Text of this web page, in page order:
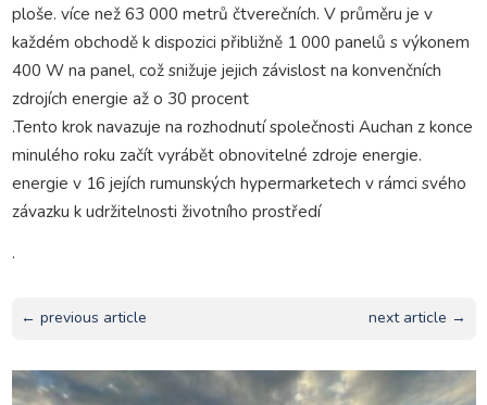
ploše. více než 63 000 metrů čtverečních. V průměru je v
každém obchodě k dispozici přibližně 1 000 panelů s výkonem
400 W na panel, což snižuje jejich závislost na konvenčních
zdrojích energie až o 30 procent
.Tento krok navazuje na rozhodnutí společnosti Auchan z konce
minulého roku začít vyrábět obnovitelné zdroje energie.
energie v 16 jejích rumunských hypermarketech v rámci svého
závazku k udržitelnosti životního prostředí
.
← previous article next article →